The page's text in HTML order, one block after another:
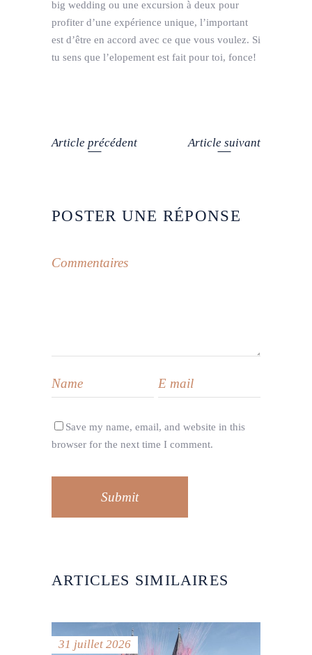
big wedding ou une excursion à deux pour
profiter d’une expérience unique, l’important
est d’être en accord avec ce que vous voulez. Si
tu sens que l’elopement est fait pour toi, fonce!
Article précédent Article suivant
POSTER UNE RÉPONSE
Save my name, email, and website in this
browser for the next time I comment.
Submit
ARTICLES SIMILAIRES
31 juillet 2026